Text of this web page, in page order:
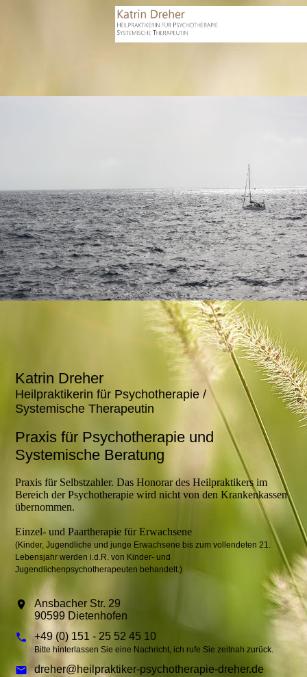
Katrin Dreher
Praxis für Psychotherapie nach dem
Heilpraktikergesetz
Katrin Dreher
Heilpraktikerin für Psychotherapie /
Systemische Therapeutin
Praxis für Psychotherapie und
Systemische Beratung
Praxis für Selbstzahler. Das Honorar des Heilpraktikers im
Bereich der Psychotherapie wird nicht von den Krankenkassen
übernommen.
Einzel- und Paartherapie für Erwachsene
(Kinder, Jugendliche und junge Erwachsene bis zum vollendeten 21.
Lebensjahr werden i.d.R. von Kinder- und
Jugendlichenpsychotherapeuten behandelt.)
Ansbacher Str. 29
90599 Dietenhofen
+49 (0) 151 - 25 52 45 10
Bitte hinterlassen Sie eine Nachricht, ich rufe Sie zeitnah zurück.
dreher@heilpraktiker-psychotherapie-dreher.de